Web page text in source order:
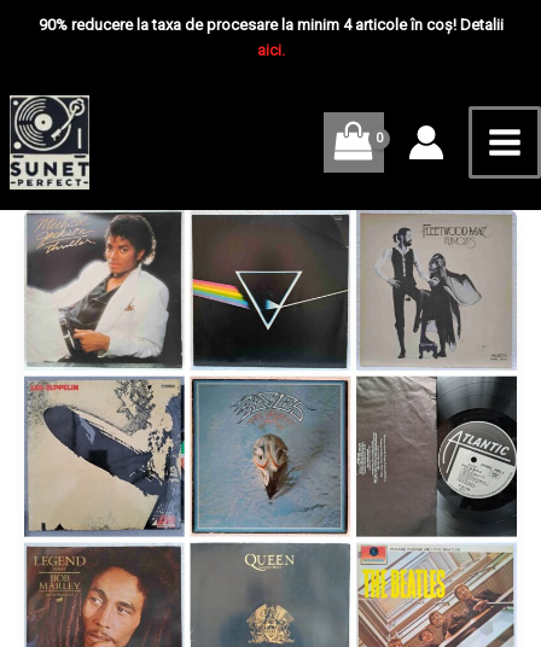
90% reducere la taxa de procesare la minim 4 articole în coș! Detalii
aici.